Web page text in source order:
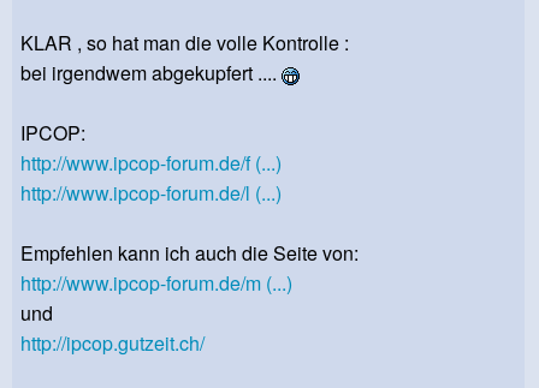
KLAR , so hat man die volle Kontrolle :
bei irgendwem abgekupfert ....
IPCOP:
http://www.ipcop-forum.de/f (...)
http://www.ipcop-forum.de/l (...)
Empfehlen kann ich auch die Seite von:
http://www.ipcop-forum.de/m (...)
und
http://ipcop.gutzeit.ch/